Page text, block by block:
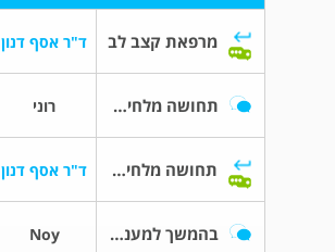
מרפאת קצב לב ד"ר אסף דנון
תחושה מלחיצה של החסרת פעימות רוני
תחושה מלחיצה של החסרת פעימות ד"ר אסף דנון
בהמשך למענה שלך ברשותך Noy